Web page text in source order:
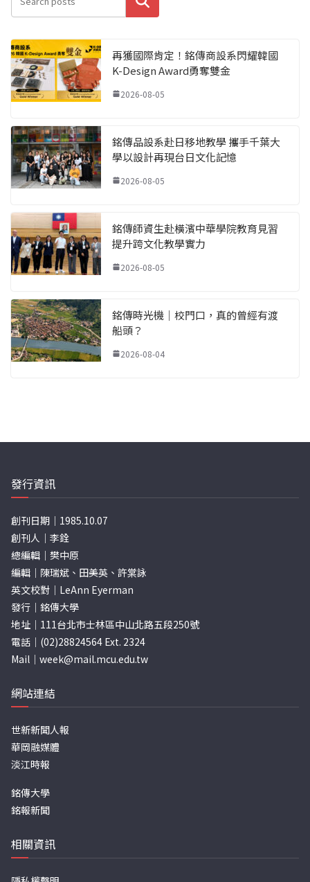
再獲國際肯定！銘傳商設系閃耀韓國
K-Design Award勇奪雙金
2026-08-05
銘傳品設系赴日移地教學 攜手千葉大
學以設計再現台日文化記憶
2026-08-05
銘傳師資生赴橫濱中華學院教育見習
提升跨文化教學實力
2026-08-05
銘傳時光機｜校門口，真的曾經有渡
船頭？
2026-08-04
發行資訊
創刊日期｜1985.10.07
創刊人｜李銓
總編輯｜樊中原
編輯｜陳瑞斌、田美英、許棠詠
英文校對｜LeAnn Eyerman
發行｜銘傳大學
地址｜111台北市士林區中山北路五段250號
電話｜(02)28824564 Ext. 2324
Mail｜ week@mail.mcu.edu.tw
網站連結
世新新聞人報
華岡融媒體
淡江時報
銘傳大學
銘報新聞
相關資訊